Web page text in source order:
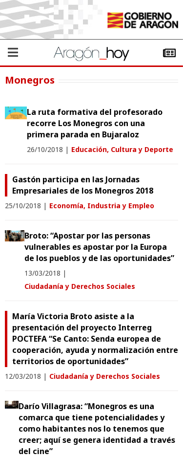
Monegros
La ruta formativa del profesorado
recorre Los Monegros con una
primera parada en Bujaraloz
26/10/2018 | Educación, Cultura y Deporte
Gastón participa en las Jornadas
Empresariales de los Monegros 2018
25/10/2018 | Economía, Industria y Empleo
Broto: “Apostar por las personas
vulnerables es apostar por la Europa
de los pueblos y de las oportunidades”
13/03/2018 |
Ciudadanía y Derechos Sociales
María Victoria Broto asiste a la
presentación del proyecto Interreg
POCTEFA “Se Canto: Senda europea de
cooperación, ayuda y normalización entre
territorios de oportunidades”
12/03/2018 | Ciudadanía y Derechos Sociales
Darío Villagrasa: “Monegros es una
comarca que tiene potencialidades y
como habitantes nos lo tenemos que
creer; aquí se genera identidad a través
del cine”